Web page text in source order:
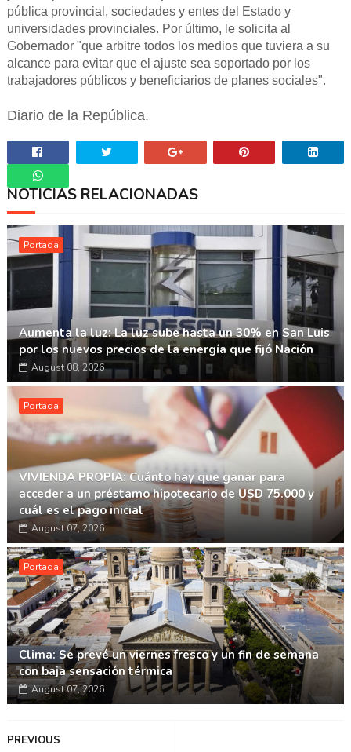
pública provincial, sociedades y entes del Estado y
universidades provinciales. Por último, le solicita al
Gobernador "que arbitre todos los medios que tuviera a su
alcance para evitar que el ajuste sea soportado por los
trabajadores públicos y beneficiarios de planes sociales".
Diario de la República.
Whatsapp
NOTICIAS RELACIONADAS
Portada
Aumenta la luz: La luz sube hasta un 30% en San Luis
por los nuevos precios de la energía que fijó Nación
August 08, 2026
Portada
VIVIENDA PROPIA: Cuánto hay que ganar para
acceder a un préstamo hipotecario de USD 75.000 y
cuál es el pago inicial
August 07, 2026
Portada
Clima: Se prevé un viernes fresco y un fin de semana
con baja sensación térmica
August 07, 2026
PREVIOUS